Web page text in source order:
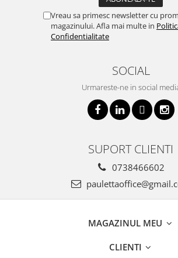
Vreau sa primesc newsletter cu
magazinului. Afla mai multe in
Confidentialitate
SOCIAL
Urmareste-ne in social
SUPORT CLIENTI
0738466602
MAGAZINUL MEU
CLIENTI